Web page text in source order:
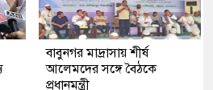
বাবুনগর মাদ্রাসায় শীর্ষ
আলেমদের সঙ্গে বৈঠকে
প্রধানমন্ত্রী